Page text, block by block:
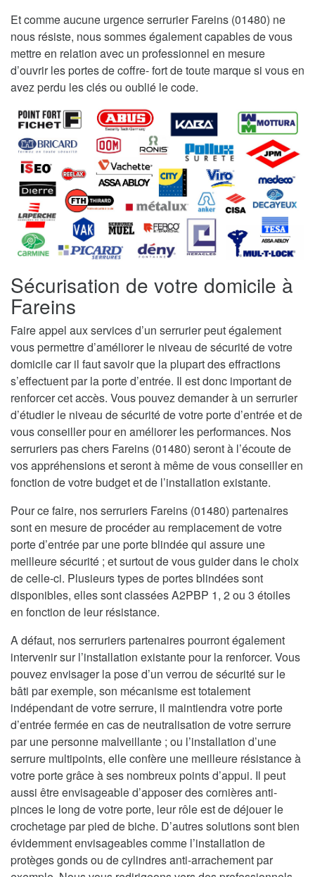
Et comme aucune urgence serrurier Fareins (01480) ne
nous résiste, nous sommes également capables de vous
mettre en relation avec un professionnel en mesure
d’ouvrir les portes de coffre- fort de toute marque si vous en
avez perdu les clés ou oublié le code.
Sécurisation de votre domicile à
Fareins
Faire appel aux services d’un serrurier peut également
vous permettre d’améliorer le niveau de sécurité de votre
domicile car il faut savoir que la plupart des effractions
s’effectuent par la porte d’entrée. Il est donc important de
renforcer cet accès. Vous pouvez demander à un serrurier
d’étudier le niveau de sécurité de votre porte d’entrée et de
vous conseiller pour en améliorer les performances. Nos
serruriers pas chers Fareins (01480) seront à l’écoute de
vos appréhensions et seront à même de vous conseiller en
fonction de votre budget et de l’installation existante.
Pour ce faire, nos serruriers Fareins (01480) partenaires
sont en mesure de procéder au remplacement de votre
porte d’entrée par une porte blindée qui assure une
meilleure sécurité ; et surtout de vous guider dans le choix
de celle-ci. Plusieurs types de portes blindées sont
disponibles, elles sont classées A2PBP 1, 2 ou 3 étoiles
en fonction de leur résistance.
A défaut, nos serruriers partenaires pourront également
intervenir sur l’installation existante pour la renforcer. Vous
pouvez envisager la pose d’un verrou de sécurité sur le
bâti par exemple, son mécanisme est totalement
indépendant de votre serrure, il maintiendra votre porte
d’entrée fermée en cas de neutralisation de votre serrure
par une personne malveillante ; ou l’installation d’une
serrure multipoints, elle confère une meilleure résistance à
votre porte grâce à ses nombreux points d’appui. Il peut
aussi être envisageable d’apposer des cornières anti-
pinces le long de votre porte, leur rôle est de déjouer le
crochetage par pied de biche. D’autres solutions sont bien
évidemment envisageables comme l’installation de
protèges gonds ou de cylindres anti-arrachement par